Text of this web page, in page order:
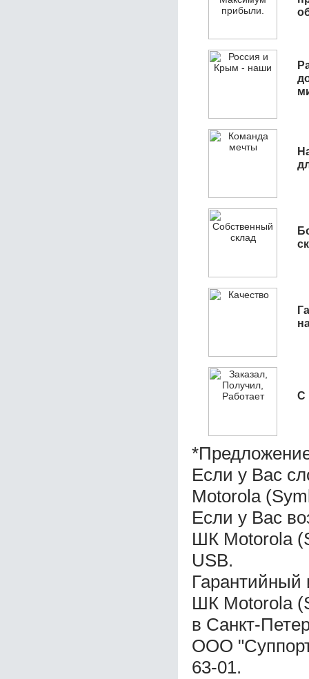
С
Если у Вас
Motorola
Если у Вас
ШК Motorola
USB.
Гарантийный
ШК Motorola
в Санкт-
ООО
63-01.